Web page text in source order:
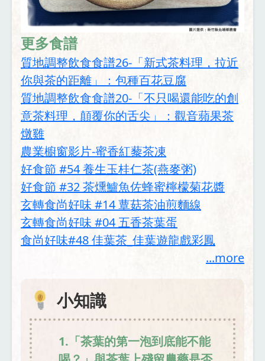
更多食譜
質地調整飲食食譜26-「新式茶料理，拉近
你與茶的距離」：包種百花豆腐
質地調整飲食食譜20-「不只喝還能吃的創
意茶料理，顛覆你的舌尖」：觀音蘋果茶
燉雞
農業櫥窗影片-蜜香紅藜茶凍
好食節 #54 養生玉桂仁茶(燕麥粥)
好食節 #32 茶燻鱸魚佐蜂蜜檸檬菊花醬
玄轉食尚好味 #14 蕈菇茶油煎麵線
玄轉食尚好味 #04 五香茶葉蛋
食尚好味#48 佳葉茶_佳葉遊龍戲彩鳳
...more
小知識
1.「茶葉的第一泡到底能不能